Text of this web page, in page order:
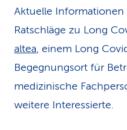
Aktuelle
Ratschläge zu Long
altea, einem Long
Begegnungsort für
medizinische
weitere Interessierte.